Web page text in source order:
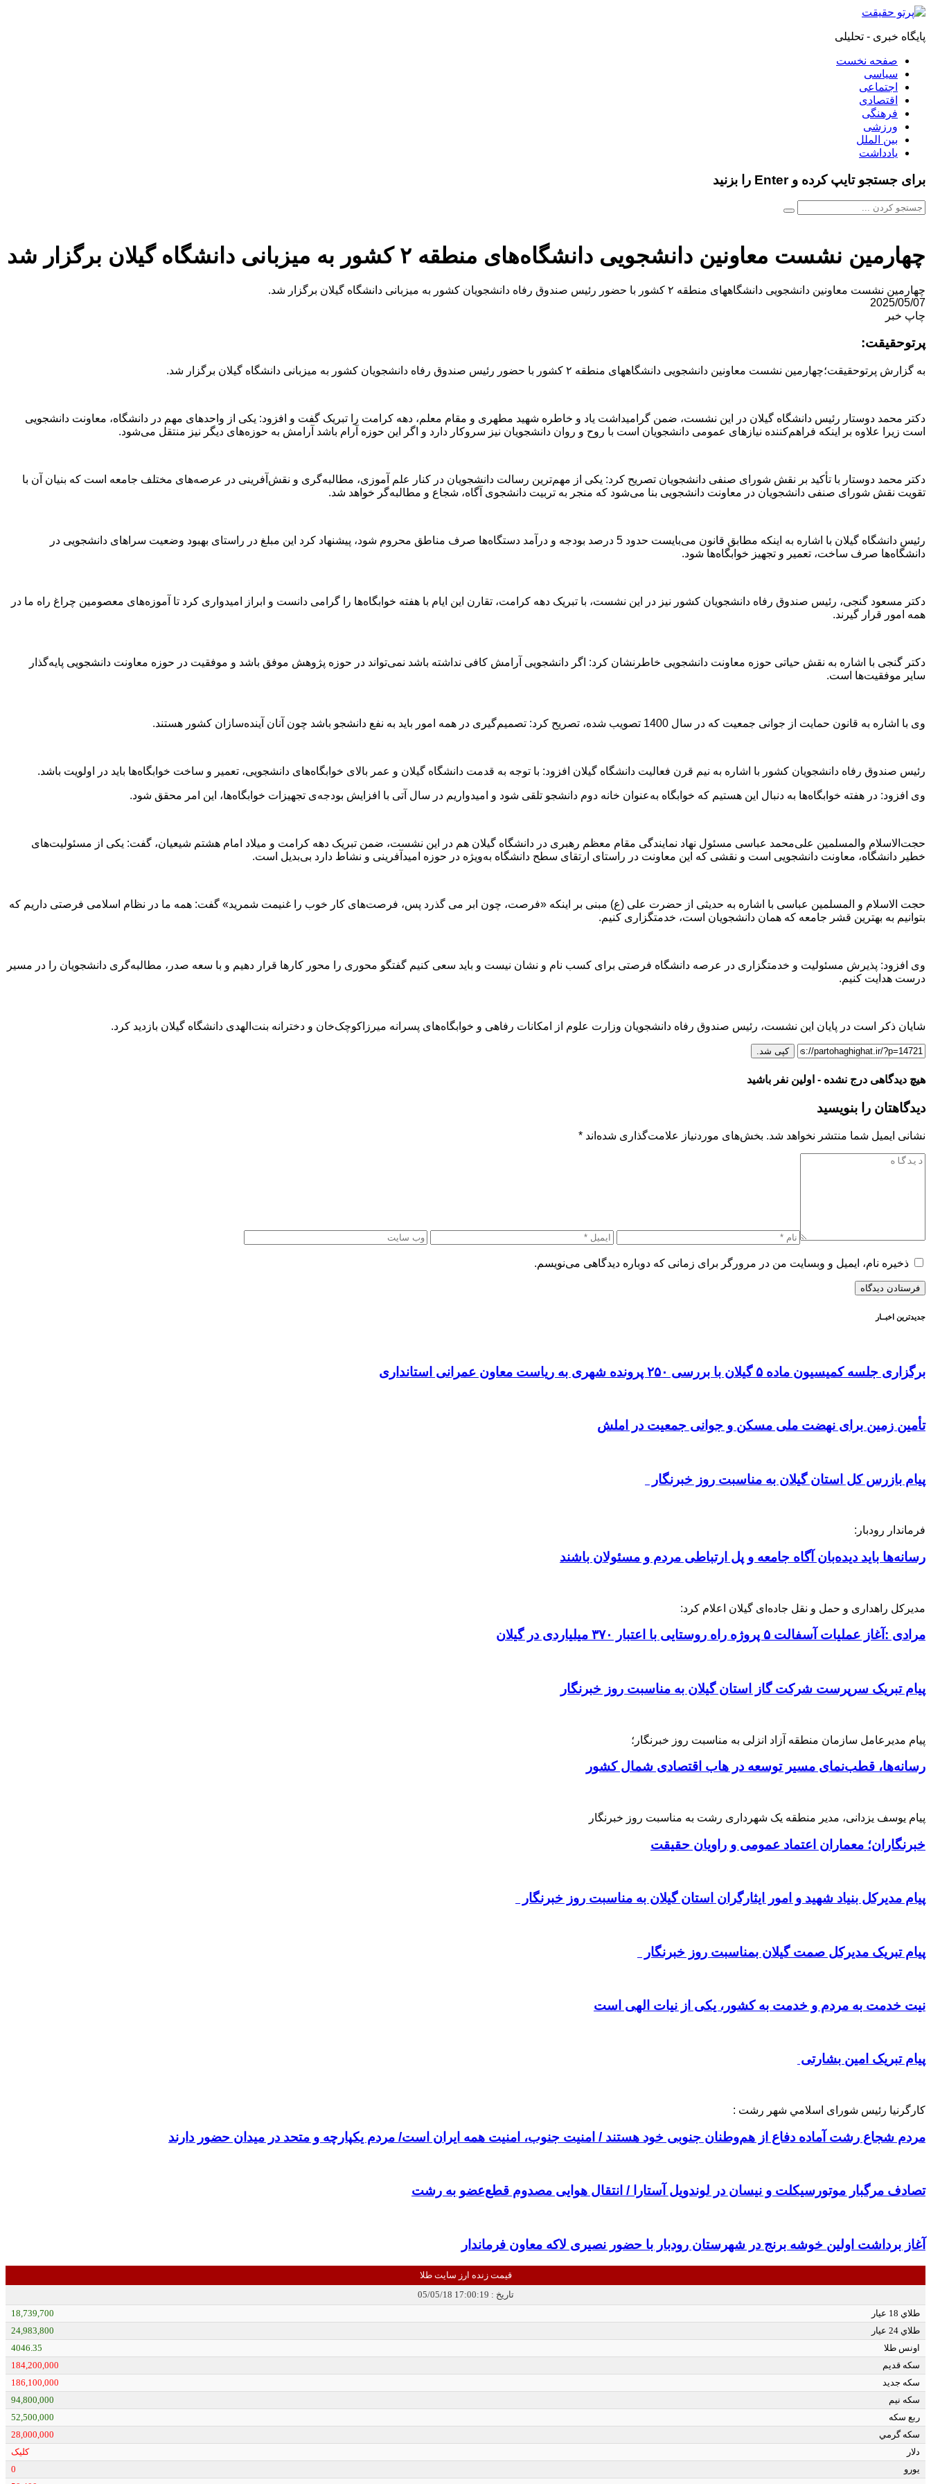
پایگاه خبری - تحلیلی
صفحه نخست
سیاسی
اجتماعی
اقتصادی
فرهنگی
ورزشی
بین الملل
یادداشت
برای جستجو تایپ کرده و Enter را بزنید
چهارمین نشست معاونین دانشجویی دانشگاه‌های منطقه ۲ کشور به میزبانی دانشگاه گیلان برگزار شد
چهارمین نشست معاونین دانشجویی دانشگاههای منطقه ۲ کشور با حضور رئیس صندوق رفاه دانشجویان کشور به میزبانی دانشگاه گیلان برگزار شد.
2025/05/07
چاپ خبر
پرتوحقیقت:
به گزارش پرتوحقیقت؛چهارمین نشست معاونین دانشجویی دانشگاههای منطقه ۲ کشور با حضور رئیس صندوق رفاه دانشجویان کشور به میزبانی دانشگاه گیلان برگزار شد.
دکتر محمد دوستار رئیس دانشگاه گیلان در این نشست، ضمن گرامیداشت یاد و خاطره شهید مطهری و مقام معلم، دهه کرامت را تبریک گفت و افزود: یکی از واحدهای مهم در دانشگاه، معاونت دانشجویی
است زیرا علاوه بر اینکه فراهم‌کننده نیازهای عمومی دانشجویان است با روح و روان دانشجویان نیز سروکار دارد و اگر این حوزه آرام باشد آرامش به حوزه‌های دیگر نیز منتقل می‌شود.
دکتر محمد دوستار با تأکید بر نقش شورای صنفی دانشجویان تصریح کرد: یکی از مهم‌ترین رسالت دانشجویان در کنار علم آموزی، مطالبه‌گری و نقش‌آفرینی در عرصه‌های مختلف جامعه است که بنیان آن با
تقویت نقش شورای صنفی دانشجویان در معاونت دانشجویی بنا می‌شود که منجر به تربیت دانشجوی آگاه، شجاع و مطالبه‌گر خواهد شد.
رئیس دانشگاه گیلان با اشاره به اینکه مطابق قانون می‌بایست حدود 5 درصد بودجه و درآمد دستگاه‌ها صرف مناطق محروم شود، پیشنهاد کرد این مبلغ در راستای بهبود وضعیت سراهای دانشجویی در
دانشگاه‌ها صرف ساخت، تعمیر و تجهیز خوابگاه‌ها شود.
دکتر مسعود گنجی، رئیس صندوق رفاه دانشجویان کشور نیز در این نشست، با تبریک دهه کرامت، تقارن این ایام با هفته خوابگاه‌ها را گرامی دانست و ابراز امیدواری کرد تا آموزه‌های معصومین چراغ راه ما در
همه امور قرار گیرند.
دکتر گنجی با اشاره به نقش حیاتی حوزه معاونت دانشجویی خاطرنشان کرد: اگر دانشجویی آرامش کافی نداشته باشد نمی‌تواند در حوزه پژوهش موفق باشد و موفقیت در حوزه معاونت دانشجویی پایه‌گذار
سایر موفقیت‌ها است.
وی با اشاره به قانون حمایت از جوانی جمعیت که در سال 1400 تصویب شده، تصریح کرد: تصمیم‌گیری در همه امور باید به نفع دانشجو باشد چون آنان آینده‌سازان کشور هستند.
رئیس صندوق رفاه دانشجویان کشور با اشاره به نیم قرن فعالیت دانشگاه گیلان افزود: با توجه به قدمت دانشگاه گیلان و عمر بالای خوابگاه‌های دانشجویی، تعمیر و ساخت خوابگاه‌ها باید در اولویت باشد.
وی افزود: در هفته خوابگاه‌ها به دنبال این هستیم که خوابگاه به‌عنوان خانه دوم دانشجو تلقی شود و امیدواریم در سال آتی با افزایش بودجه‌ی تجهیزات خوابگاه‌ها، این امر محقق شود.
حجت‌الاسلام والمسلمین علی‌محمد عباسی مسئول نهاد نمایندگی مقام معظم رهبری در دانشگاه گیلان هم در این نشست، ضمن تبریک دهه کرامت و میلاد امام هشتم شیعیان، گفت: یکی از مسئولیت‌های
خطیر دانشگاه، معاونت دانشجویی است و نقشی که این معاونت در راستای ارتقای سطح دانشگاه به‌ویژه در حوزه امیدآفرینی و نشاط دارد بی‌بدیل است.
حجت الاسلام و المسلمین عباسی با اشاره به حدیثی از حضرت علی (ع) مبنی بر اینکه «فرصت، چون ابر مى گذرد پس، فرصت‌هاى كار خوب را غنيمت شمريد» گفت: همه ما در نظام اسلامی فرصتی داریم که
بتوانیم به بهترین قشر جامعه که همان دانشجویان است، خدمتگزاری کنیم.
وی افزود: پذیرش مسئولیت و خدمتگزاری در عرصه دانشگاه فرصتی برای کسب نام و نشان نیست و باید سعی کنیم گفتگو محوری را محور کارها قرار دهیم و با سعه صدر، مطالبه‌گری دانشجویان را در مسیر
درست هدایت کنیم.
شایان ذکر است در پایان این نشست، رئیس صندوق رفاه دانشجویان وزارت علوم از امکانات رفاهی و خوابگاه‌های پسرانه میرزاکوچک‌خان و دخترانه بنت‌الهدی دانشگاه گیلان بازدید کرد.
کپی شد.
هیچ دیدگاهی درج نشده - اولین نفر باشید
دیدگاهتان را بنویسید
نشانی ایمیل شما منتشر نخواهد شد. بخش‌های موردنیاز علامت‌گذاری شده‌اند *
ذخیره نام، ایمیل و وبسایت من در مرورگر برای زمانی که دوباره دیدگاهی می‌نویسم.
جدیدترین اخبــار
برگزاری جلسه کمیسیون ماده ۵ گیلان با بررسی ۲۵۰ پرونده شهری به ریاست معاون عمرانی استانداری
تأمین زمین برای نهضت ملی مسکن و جوانی جمعیت در املش
پیام بازرس کل استان گیلان به مناسبت روز خبرنگار
فرماندار رودبار:
رسانه‌ها باید دیده‌بان آگاه جامعه و پل ارتباطی مردم و مسئولان باشند
مدیرکل راهداری و حمل‌ و نقل جاده‌ای گیلان اعلام کرد:
مرادی :آغاز عملیات آسفالت ۵ پروژه راه ‌روستایی با اعتبار ۳۷۰ میلیاردی در گیلان
پیام تبریک سرپرست شرکت گاز استان گیلان به مناسبت روز خبرنگار
پیام مدیرعامل سازمان منطقه آزاد انزلی به مناسبت روز خبرنگار؛
رسانه‌ها، قطب‌نمای مسیر توسعه در هاب اقتصادی شمال كشور
پیام یوسف یزدانی، مدیر منطقه یک شهرداری رشت به مناسبت روز خبرنگار
خبرنگاران؛ معماران اعتماد عمومی و راویان حقیقت
پیام مدیرکل بنیاد شهید و امور ایثارگران استان گیلان به مناسبت روز خبرنگار
پیام تبریک مدیرکل صمت گیلان بمناسبت روز خبرنگار
نیت خدمت به مردم و خدمت به کشور، یکی از نیات الهی است
پیام تبریک امین بشارتی
کارگرنیا رئیس شورای اسلامي شهر رشت :
مردم شجاع رشت آماده دفاع از هم‌وطنان جنوبی خود هستند / امنیت جنوب، امنیت همه ایران است/ مردم یکپارچه و متحد در میدان حضور دارند
تصادف مرگبار موتورسیکلت و نیسان در لوندویل آستارا / انتقال هوایی مصدوم قطع‌عضو به رشت
آغاز برداشت اولین خوشه برنج در شهرستان رودبار با حضور نصیری لاکه معاون فرماندار